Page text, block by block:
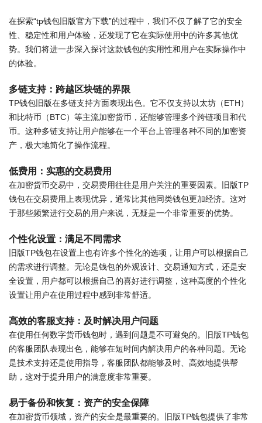
在探索“tp钱包旧版官方下载”的过程中，我们不仅了解了它的安全
性、稳定性和用户体验，还发现了它在实际使用中的许多其他优
势。我们将进一步深入探讨这款钱包的实用性和用户在实际操作中
的体验。
多链支持：跨越区块链的界限
TP钱包旧版在多链支持方面表现出色。它不仅支持以太坊（ETH）
和比特币（BTC）等主流加密货币，还能够管理多个跨链项目和代
币。这种多链支持让用户能够在一个平台上管理各种不同的加密资
产，极大地简化了操作流程。
低费用：实惠的交易费用
在加密货币交易中，交易费用往往是用户关注的重要因素。旧版TP
钱包在交易费用上表现优异，通常比其他同类钱包更加经济。这对
于那些频繁进行交易的用户来说，无疑是一个非常重要的优势。
个性化设置：满足不同需求
旧版TP钱包在设置上也有许多个性化的选项，让用户可以根据自己
的需求进行调整。无论是钱包的外观设计、交易通知方式，还是安
全设置，用户都可以根据自己的喜好进行调整，这种高度的个性化
设置让用户在使用过程中感到非常舒适。
高效的客服支持：及时解决用户问题
在使用任何数字货币钱包时，遇到问题是不可避免的。旧版TP钱包
的客服团队表现出色，能够在短时间内解决用户的各种问题。无论
是技术支持还是使用指导，客服团队都能够及时、高效地提供帮
助，这对于提升用户的满意度非常重要。
易于备份和恢复：资产的安全保障
在加密货币领域，资产的安全是最重要的。旧版TP钱包提供了非常